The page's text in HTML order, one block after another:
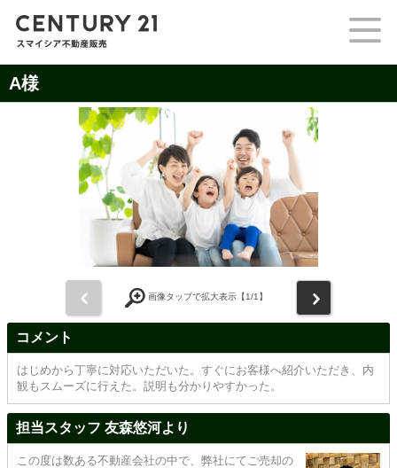
A様
画像タップで拡大表示【1/1】
コメント
はじめから丁寧に対応いただいた。すぐにお客様へ紹介いただき、内
観もスムーズに行えた。説明も分かりやすかった。
担当スタッフ 友森悠河より
この度は数ある不動産会社の中で、弊社にてご売却の